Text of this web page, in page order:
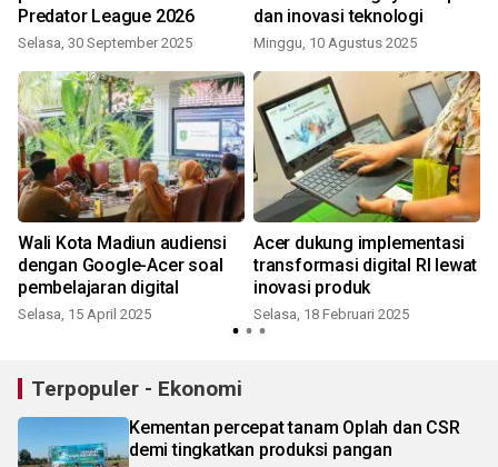
Predator League 2026
Selasa, 30 September 2025
dan inovasi teknologi
Minggu, 10 Agustus 2025
Wali Kota Madiun audiensi
dengan Google-Acer soal
pembelajaran digital
Selasa, 15 April 2025
Acer dukung implementasi
transformasi digital RI lewat
inovasi produk
Selasa, 18 Februari 2025
Terpopuler - Ekonomi
Kementan percepat tanam Oplah dan CSR
demi tingkatkan produksi pangan